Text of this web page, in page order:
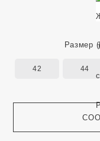
Размер
42 44